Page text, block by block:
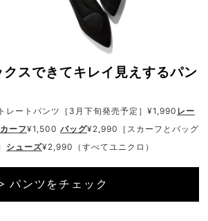
スできてキレイ見えするパン
レートパンツ［3月下旬発売予定］¥1,990 レー
ーフ¥1,500 バッグ¥2,990［スカーフとバッグ
シューズ¥2,990（すべてユニクロ）
> パンツをチェック